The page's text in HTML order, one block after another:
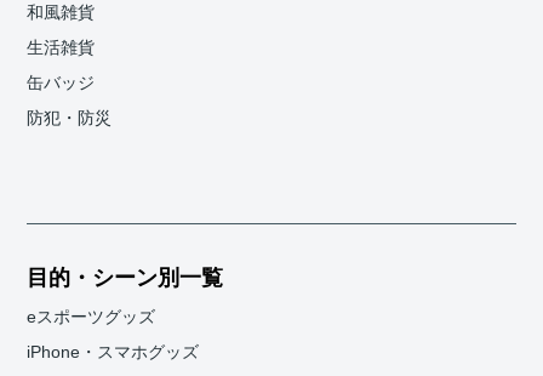
和風雑貨
生活雑貨
缶バッジ
防犯・防災
目的・シーン別一覧
eスポーツグッズ
iPhone・スマホグッズ